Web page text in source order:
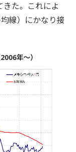
きた。これによ
線）にかなり接
年～）